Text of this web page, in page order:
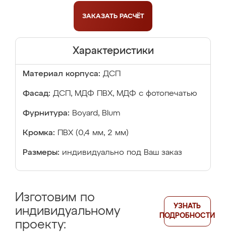
ЗАКАЗАТЬ РАСЧЁТ
Характеристики
Материал корпуса: ДСП
Фасад: ДСП, МДФ ПВХ, МДФ с фотопечатью
Фурнитура: Boyard, Blum
Кромка: ПВХ (0,4 мм, 2 мм)
Размеры: индивидуально под Ваш заказ
Изготовим по
индивидуальному
проекту:
УЗНАТЬ
ПОДРОБНОСТИ